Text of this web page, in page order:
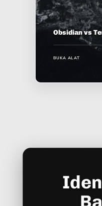
Obsidian vs
BUKA ALAT